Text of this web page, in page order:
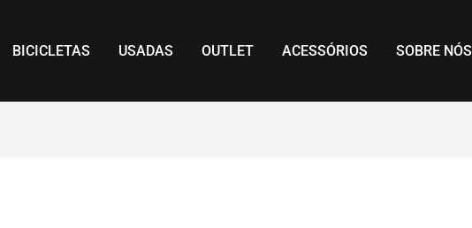
BICICLETAS USADAS OUTLET ACESSÓRIOS SOBRE NÓS